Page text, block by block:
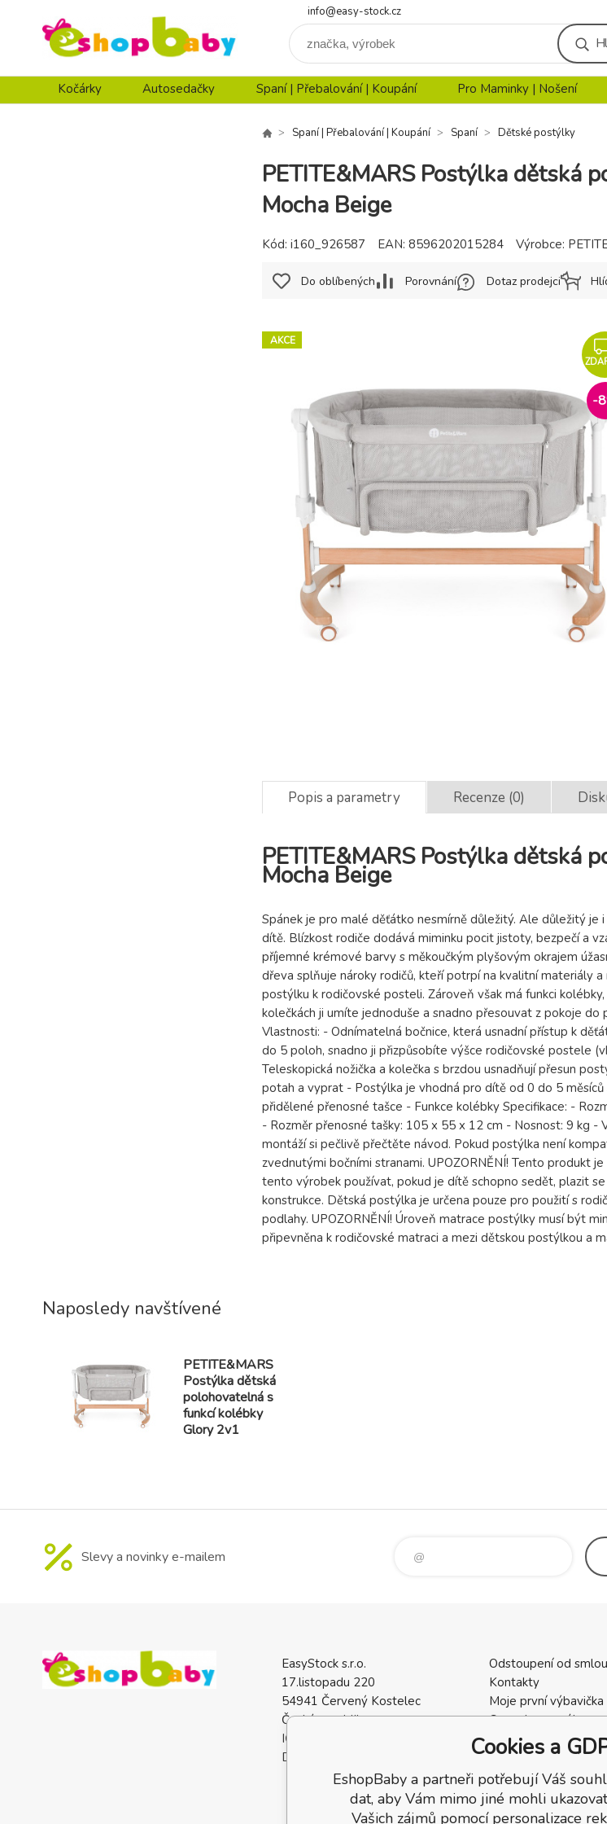
info@easy-stock.cz
Kočárky Autosedačky Spaní | Přebalování | Koupání Pro Maminky | Nošení
Spaní | Přebalování | Koupání Spaní Dětské postýlky
PETITE&MARS Postýlka dětská
Mocha Beige
AKCE
-8
Kód: i160_926587 EAN: 8596202015284 Výrobce:
Do oblíbených Porovnání Dotaz prodejci
Popis a parametry Recenze (0)
PETITE&MARS Postýlka dětská
Mocha Beige
Spánek je pro malé děťátko nesmírně důležitý. Ale důležitý
dítě. Blízkost rodiče dodává miminku pocit jistoty, bezpečí a
příjemné krémové barvy s měkoučkým plyšovým okrajem
dřeva splňuje nároky rodičů, kteří potrpí na kvalitní materiály
postýlku k rodičovské posteli. Zároveň však má funkci
kolečkách ji umíte jednoduše a snadno přesouvat z pokoje
Vlastnosti: - Odnímatelná bočnice, která usnadní přístup k
do 5 poloh, snadno ji přizpůsobíte výšce rodičovské postele
Teleskopická nožička a kolečka s brzdou usnadňují přesun
potah a vyprat - Postýlka je vhodná pro dítě od 0 do 5
přidělené přenosné tašce - Funkce kolébky Specifikace: -
- Rozměr přenosné tašky: 105 x 55 x 12 cm - Nosnost: 9 kg -
montáží si pečlivě přečtěte návod. Pokud postýlka není
zvednutými bočními stranami. UPOZORNĚNÍ! Tento produkt
tento výrobek používat, pokud je dítě schopno sedět, plazit
konstrukce. Dětská postýlka je určena pouze pro použití s
podlahy. UPOZORNĚNÍ! Úroveň matrace postýlky musí být
připevněna k rodičovské matraci a mezi dětskou postýlkou a
Naposledy navštívené
PETITE&MARS
Postýlka dětská
polohovatelná s
funkcí kolébky
Glory 2v1
Slevy a novinky e-mailem
EasyStock s.r.o.
17.listopadu 220
54941 Červený Kostelec
Česká republika
IČO: 07727402
DIČ: CZ07727402
Odstoupení od
Kontakty
Moje první výbavička
Ceny dopravného
Vrácení zboží /
Reklamace
Recenze
Cookies a
EshopBaby a partneři potřebují Váš
dat, aby Vám mimo jiné mohli
Vašich zájmů pomocí personalizace